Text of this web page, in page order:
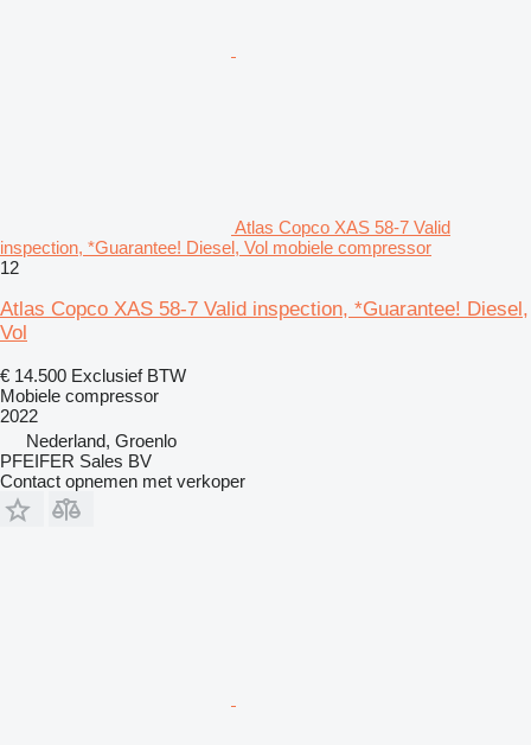
Atlas Copco XAS 58-7 Valid
inspection, *Guarantee! Diesel, Vol mobiele compressor
12
Atlas Copco XAS 58-7 Valid inspection, *Guarantee! Diesel,
Vol
€ 14.500 Exclusief BTW
Mobiele compressor
2022
Nederland, Groenlo
PFEIFER Sales BV
Contact opnemen met verkoper